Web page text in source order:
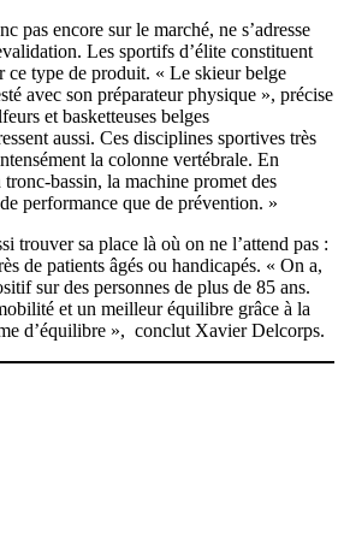
pas encore sur le marché, ne s’adresse
Les sportifs d’élite constituent
ce type de produit. « Le skieur belge
avec son préparateur physique », précise
et basketteuses belges
aussi. Ces disciplines sportives très
la colonne vertébrale. En
bassin, la machine promet des
performance que de prévention. »
trouver sa place là où on ne l’attend pas :
de patients âgés ou handicapés. « On a,
sur des personnes de plus de 85 ans.
et un meilleur équilibre grâce à la
d’équilibre », conclut Xavier Delcorps.